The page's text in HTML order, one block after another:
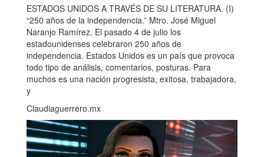
ESTADOS UNIDOS A TRAVÉS DE SU LITERATURA. (I)
“250 años de la independencia.” Mtro. José Miguel
Naranjo Ramírez. El pasado 4 de julio los
estadounidenses celebraron 250 años de
independencia. Estados Unidos es un país que provoca
todo tipo de análisis, comentarios, posturas. Para
muchos es una nación progresista, exitosa, trabajadora,
y
Claudiaguerrero.mx